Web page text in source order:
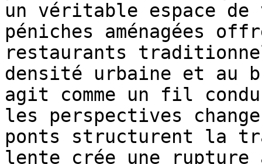
un véritable espace
péniches aménagées
restaurants
densité urbaine et au
agit comme un fil
les perspectives
ponts structurent la
lente crée une rupture